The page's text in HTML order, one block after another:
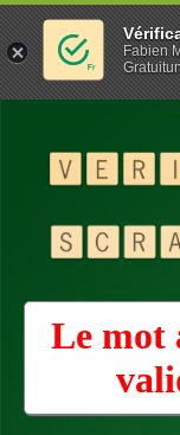
Le mot
Fabien